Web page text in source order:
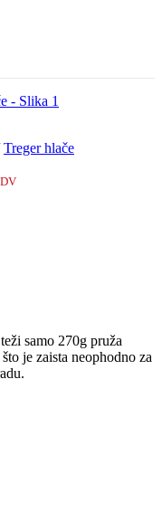
Treger hlače
samo 270g pruža
je zaista neophodno za